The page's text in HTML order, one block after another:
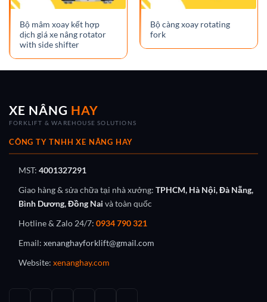
Bộ mâm xoay kết hợp
dịch giá xe nâng rotator
with side shifter
Bộ càng xoay rotating
fork
XE NÂNG HAY
FORKLIFT & WAREHOUSE SOLUTIONS
CÔNG TY TNHH XE NÂNG HAY
MST: 4001327291
Giao hàng & sửa chữa tại nhà xưởng: TPHCM, Hà Nội, Đà Nẵng,
Bình Dương, Đồng Nai và toàn quốc
Hotline & Zalo 24/7: 0934 790 321
Email: xenanghayforklift@gmail.com
Website: xenanghay.com